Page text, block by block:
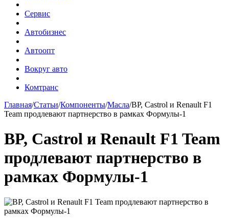
Сервис
Автобизнес
Автоопт
Вокруг авто
Комтранс
Главная/Статьи/Компоненты/Масла/BP, Castrol и Renault F1
Team продлевают партнерство в рамках Формулы-1
BP, Castrol и Renault F1 Team
продлевают партнерство в
рамках Формулы-1